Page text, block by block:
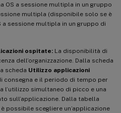
OS a sessione multipla in un gruppo
multipla (disponibile solo se è
sessione multipla in un gruppo di
ospitate: La disponibilità di
dell’organizzazione. Dalla scheda
scheda Utilizzo applicazioni
consegna e il periodo di tempo per
l’utilizzo simultaneo di picco e una
sull’applicazione. Dalla tabella
possibile scegliere un’applicazione